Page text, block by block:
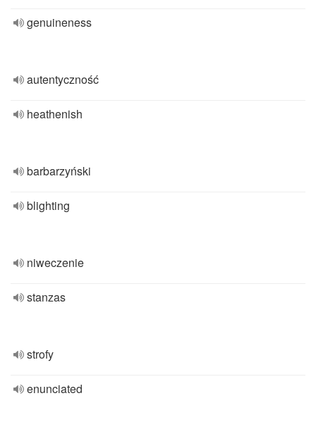
genuineness
autentyczność
heathenish
barbarzyński
blighting
niweczenie
stanzas
strofy
enunciated